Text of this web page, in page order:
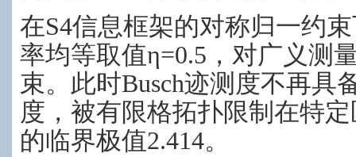
在S4信息框架的对称归一约
率均等取值η=0.5，对广义测
束。此时Busch迹测度不再具
度，被有限格拓扑限制在特
的临界极值2.414。